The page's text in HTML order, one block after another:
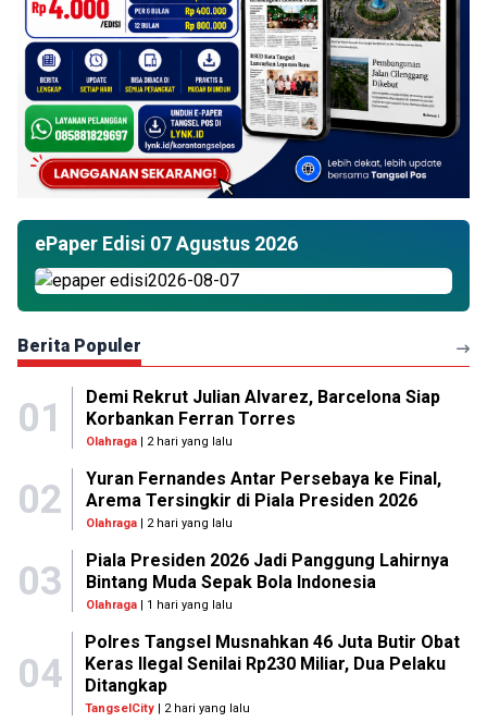
ePaper Edisi 07 Agustus 2026
Berita Populer
01
Demi Rekrut Julian Alvarez, Barcelona Siap
Korbankan Ferran Torres
Olahraga| 2 hari yang lalu
02
Yuran Fernandes Antar Persebaya ke Final,
Arema Tersingkir di Piala Presiden 2026
Olahraga| 2 hari yang lalu
03
Piala Presiden 2026 Jadi Panggung Lahirnya
Bintang Muda Sepak Bola Indonesia
Olahraga| 1 hari yang lalu
04
Polres Tangsel Musnahkan 46 Juta Butir Obat
Keras Ilegal Senilai Rp230 Miliar, Dua Pelaku
Ditangkap
TangselCity | 2 hari yang lalu